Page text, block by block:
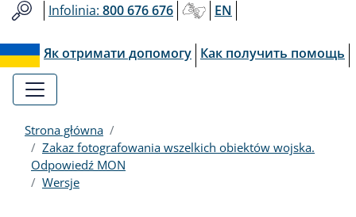
Infolinia: 800 676 676 EN
Як отримати допомогу Как получить помощь
Strona główna
Zakaz fotografowania wszelkich obiektów wojska.
Odpowiedź MON
Wersje